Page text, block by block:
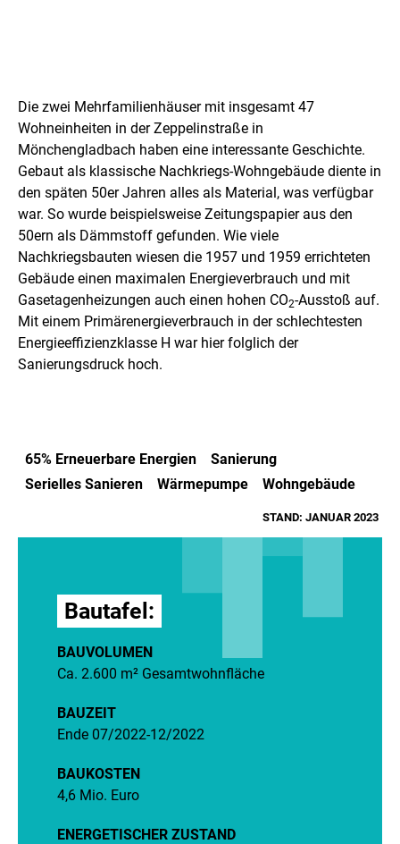
o
j
e
k
t
Die zwei Mehrfamilienhäuser mit insgesamt 47
Wohneinheiten in der Zeppelinstraße in
Mönchengladbach haben eine interessante Geschichte.
Gebaut als klassische Nachkriegs-Wohngebäude diente in
den späten 50er Jahren alles als Material, was verfügbar
war. So wurde beispielsweise Zeitungspapier aus den
50ern als Dämmstoff gefunden. Wie viele
Nachkriegsbauten wiesen die 1957 und 1959 errichteten
Gebäude einen maximalen Energieverbrauch und mit
Gasetagenheizungen auch einen hohen CO2-Ausstoß auf.
Mit einem Primärenergieverbrauch in der schlechtesten
Energieeffizienzklasse H war hier folglich der
Sanierungsdruck hoch.
65% Erneuerbare Energien
Sanierung
Serielles Sanieren
Wärmepumpe Wohngebäude
STAND: JANUAR 2023
Bautafel:
BAUVOLUMEN
Ca. 2.600 m² Gesamtwohnfläche
BAUZEIT
Ende 07/2022-12/2022
BAUKOSTEN
4,6 Mio. Euro
ENERGETISCHER ZUSTAND